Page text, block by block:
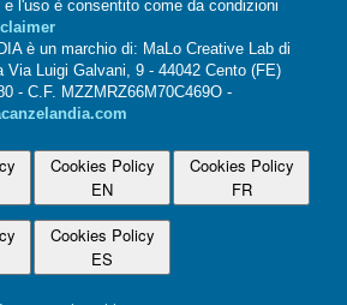
e l'uso è consentito come da condizioni
è un marchio di: MaLo Creative Lab di
Via Luigi Galvani, 9 - 44042 Cento (FE)
- C.F. MZZMRZ66M70C469O -
Cookies Policy
EN
Cookies Policy
FR
Cookies Policy
ES